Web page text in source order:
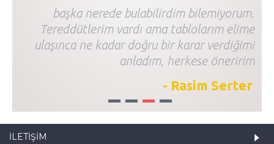
başka nerede bulabilirdim bilemiyorum.
Tereddütlerim vardı ama tablolarım elime
ulaşınca ne kadar doğru bir karar verdiğimi
anladım, herkese öneririm
- Rasim Serter
1 2 3 4
İLETIŞIM